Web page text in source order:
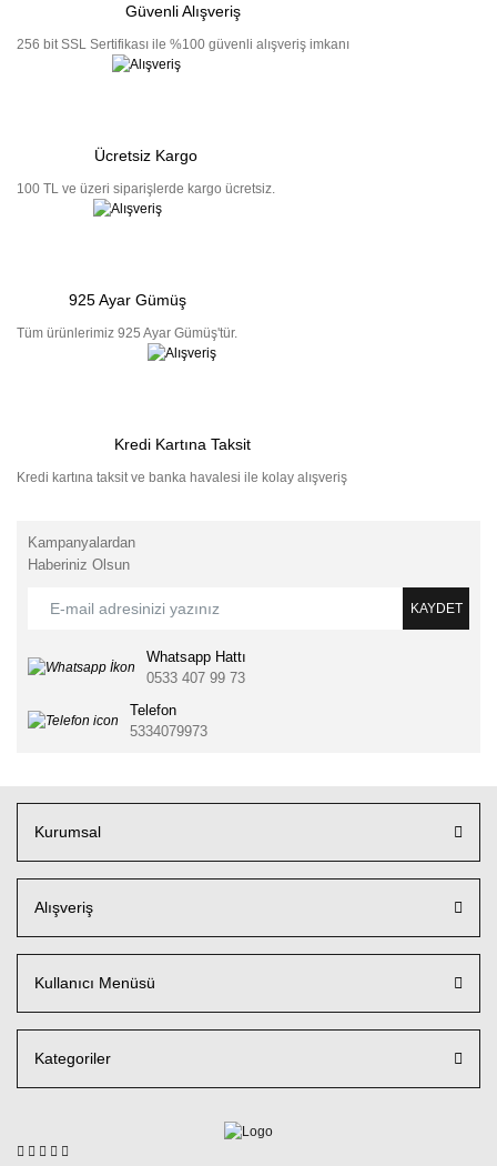
Güvenli Alışveriş
256 bit SSL Sertifikası ile %100 güvenli alışveriş imkanı
Ücretsiz Kargo
100 TL ve üzeri siparişlerde kargo ücretsiz.
925 Ayar Gümüş
Tüm ürünlerimiz 925 Ayar Gümüş'tür.
Kredi Kartına Taksit
Kredi kartına taksit ve banka havalesi ile kolay alışveriş
Kampanyalardan
Haberiniz Olsun
KAYDET
Whatsapp Hattı
0533 407 99 73
Telefon
5334079973
Kurumsal
Alışveriş
Kullanıcı Menüsü
Kategoriler